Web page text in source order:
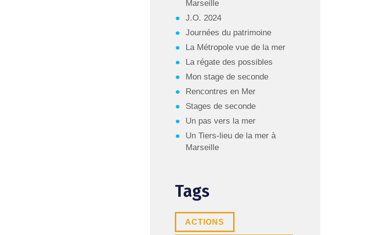
Marseille
J.O. 2024
Journées du patrimoine
La Métropole vue de la mer
La régate des possibles
Mon stage de seconde
Rencontres en Mer
Stages de seconde
Un pas vers la mer
Un Tiers-lieu de la mer à
Marseille
Tags
ACTIONS